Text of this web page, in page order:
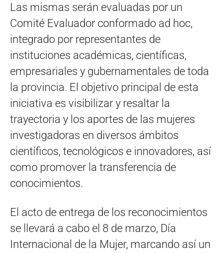
Las mismas serán evaluadas por un
Comité Evaluador conformado ad hoc,
integrado por representantes de
instituciones académicas, científicas,
empresariales y gubernamentales de toda
la provincia. El objetivo principal de esta
iniciativa es visibilizar y resaltar la
trayectoria y los aportes de las mujeres
investigadoras en diversos ámbitos
científicos, tecnológicos e innovadores, así
como promover la transferencia de
conocimientos.
El acto de entrega de los reconocimientos
se llevará a cabo el 8 de marzo, Día
Internacional de la Mujer, marcando así un